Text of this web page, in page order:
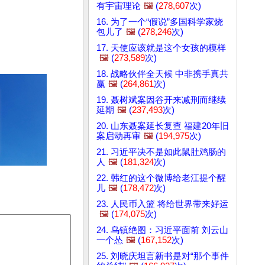
有宇宙理论 🖼️ (278,607次)
16. 为了一个“假说”多国科学家烧
包儿了 🖼️ (278,246次)
17. 天使应该就是这个女孩的模样
🖼️ (273,589次)
18. 战略伙伴全天候 中非携手真共
赢 🖼️ (264,861次)
19. 聂树斌案因谷开来减刑而继续
延期 🖼️ (237,493次)
20. 山东聂案延长复查 福建20年旧
案启动再审 🖼️ (194,975次)
21. 习近平决不是如此鼠肚鸡肠的
人 🖼️ (181,324次)
22. 韩红的这个微博给老江提个醒
儿 🖼️ (178,472次)
23. 人民币入篮 将给世界带来好运
🖼️ (174,075次)
24. 乌镇绝图：习近平面前 刘云山
一个怂 🖼️ (167,152次)
25. 刘晓庆坦言新书是对“那个事件